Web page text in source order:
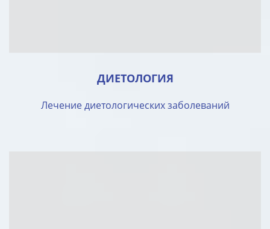
ДИЕТОЛОГИЯ
Лечение диетологических заболеваний